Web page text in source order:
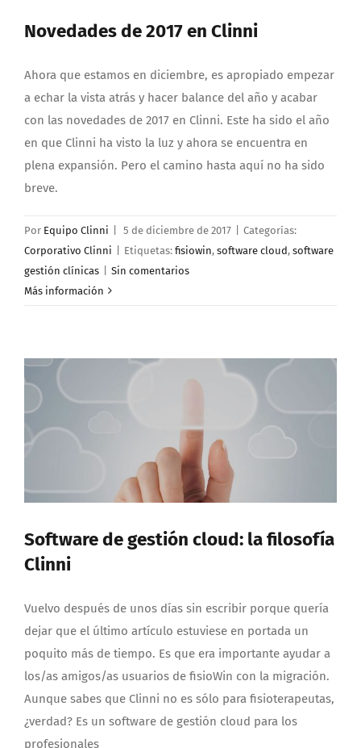
Novedades de 2017 en Clinni
Ahora que estamos en diciembre, es apropiado empezar
a echar la vista atrás y hacer balance del año y acabar
con las novedades de 2017 en Clinni. Este ha sido el año
en que Clinni ha visto la luz y ahora se encuentra en
plena expansión. Pero el camino hasta aquí no ha sido
breve.
Por Equipo Clinni 5 de diciembre de 2017
Categorías:
Corporativo Clinni
Etiquetas: fisiowin, software cloud, software
gestión clínicas
Sin comentarios
Más información
Software de gestión cloud: la filosofía
Clinni
Vuelvo después de unos días sin escribir porque quería
dejar que el último artículo estuviese en portada un
poquito más de tiempo. Es que era importante ayudar a
los/as amigos/as usuarios de fisioWin con la migración.
Aunque sabes que Clinni no es sólo para fisioterapeutas,
¿verdad? Es un software de gestión cloud para los
profesionales